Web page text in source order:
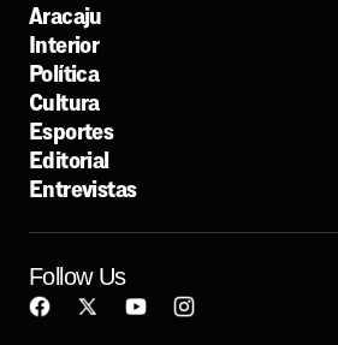
Aracaju
Interior
Política
Cultura
Esportes
Editorial
Entrevistas
Follow Us